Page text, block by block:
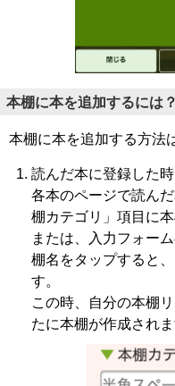
本棚に本を追加するには？
本棚に本を追加する方法
読んだ本に登録した
各本のページで読ん
棚カテゴリ」項目に
または、入力フォー
棚名をタップすると
す。
この時、自分の本棚
たに本棚が作成されま